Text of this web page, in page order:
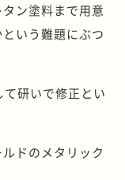
ン塗料まで用意
いう難題にぶつ
研いで修正とい
ドのメタリック